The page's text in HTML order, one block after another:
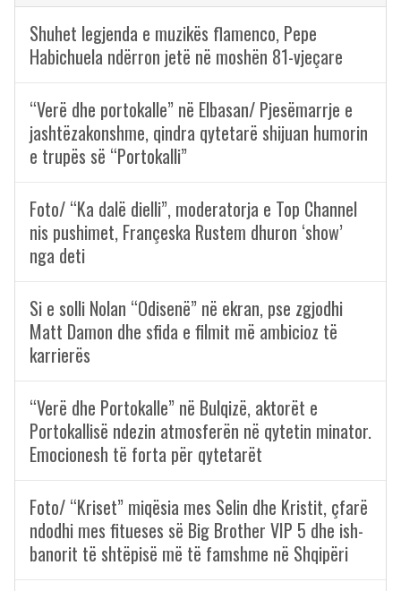
Shuhet legjenda e muzikës flamenco, Pepe
Habichuela ndërron jetë në moshën 81-vjeçare
“Verë dhe portokalle” në Elbasan/ Pjesëmarrje e
jashtëzakonshme, qindra qytetarë shijuan humorin
e trupës së “Portokalli”
Foto/ “Ka dalë dielli”, moderatorja e Top Channel
nis pushimet, Françeska Rustem dhuron ‘show’
nga deti
Si e solli Nolan “Odisenë” në ekran, pse zgjodhi
Matt Damon dhe sfida e filmit më ambicioz të
karrierës
“Verë dhe Portokalle” në Bulqizë, aktorët e
Portokallisë ndezin atmosferën në qytetin minator.
Emocionesh të forta për qytetarët
Foto/ “Kriset” miqësia mes Selin dhe Kristit, çfarë
ndodhi mes fitueses së Big Brother VIP 5 dhe ish-
banorit të shtëpisë më të famshme në Shqipëri